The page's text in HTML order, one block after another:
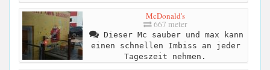
McDonald's
667 meter
Dieser Mc sauber und max kann
einen schnellen Imbiss an jeder
Tageszeit nehmen.